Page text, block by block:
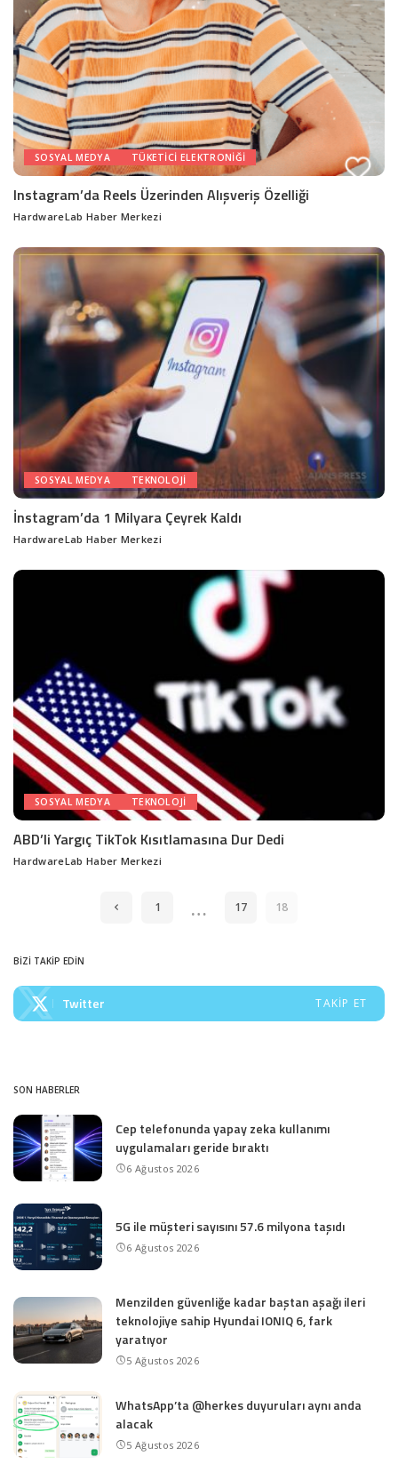
SOSYAL MEDYA TÜKETICI ELEKTRONIĞI
Instagram’da Reels Üzerinden Alışveriş Özelliği
Posted
HardwareLab Haber Merkezi
SOSYAL MEDYA TEKNOLOJI
İnstagram’da 1 Milyara Çeyrek Kaldı
Posted
HardwareLab Haber Merkezi
SOSYAL MEDYA TEKNOLOJI
ABD’li Yargıç TikTok Kısıtlamasına Dur Dedi
Posted
HardwareLab Haber Merkezi
1 … 17 18
BİZİ TAKİP EDİN
Twitter TAKIP ET
SON HABERLER
Cep telefonunda yapay zeka kullanımı
uygulamaları geride bıraktı
6 Ağustos 2026
5G ile müşteri sayısını 57.6 milyona taşıdı
6 Ağustos 2026
Menzilden güvenliğe kadar baştan aşağı ileri
teknolojiye sahip Hyundai IONIQ 6, fark
yaratıyor
5 Ağustos 2026
WhatsApp’ta @herkes duyuruları aynı anda
alacak
5 Ağustos 2026